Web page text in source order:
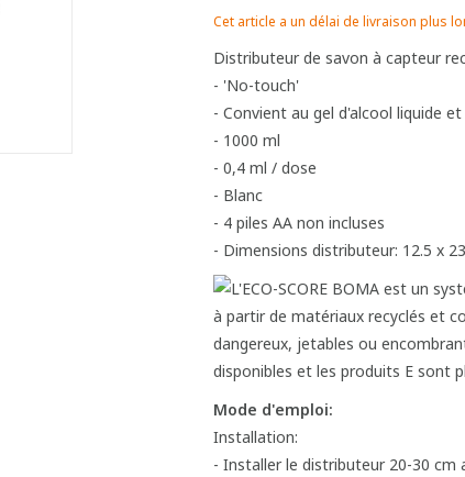
Cet article a un délai de livraison plus
Distributeur de savon à capteur
- 'No-touch'
- Convient au gel d'alcool liquide
- 1000 ml
- 0,4 ml / dose
- Blanc
- 4 piles AA non incluses
- Dimensions distributeur: 12.5 x
Mode d'emploi:
Installation:
- Installer le distributeur 20-30 cm